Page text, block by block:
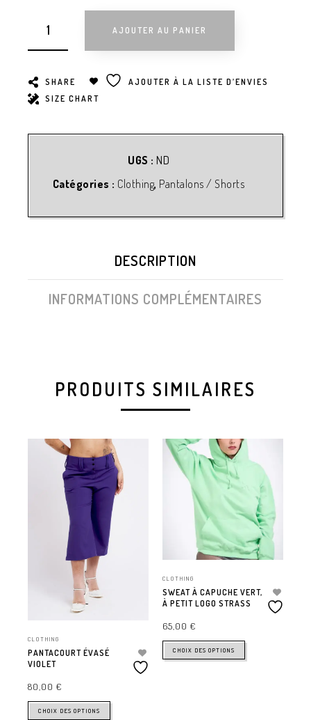
AJOUTER AU PANIER
SHARE
AJOUTER À LA LISTE D’ENVIES
SIZE CHART
UGS : ND
Catégories : Clothing, Pantalons / Shorts
DESCRIPTION
INFORMATIONS COMPLÉMENTAIRES
PRODUITS SIMILAIRES
CLOTHING
PANTACOURT ÉVASÉ
VIOLET
80,00 €
CHOIX DES OPTIONS
CLOTHING
SWEAT À CAPUCHE VERT,
À PETIT LOGO STRASS
65,00 €
CHOIX DES OPTIONS